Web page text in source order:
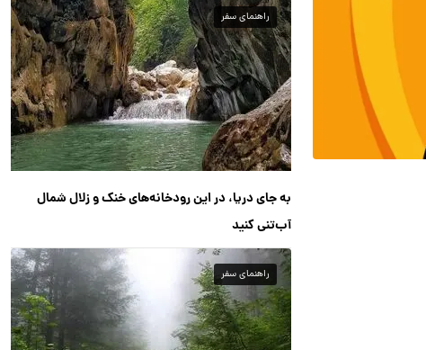
راهنمای سفر
به جای دریا، در این رودخانه‌های خنک و زلال شمال
آب‌تنی کنید
راهنمای سفر